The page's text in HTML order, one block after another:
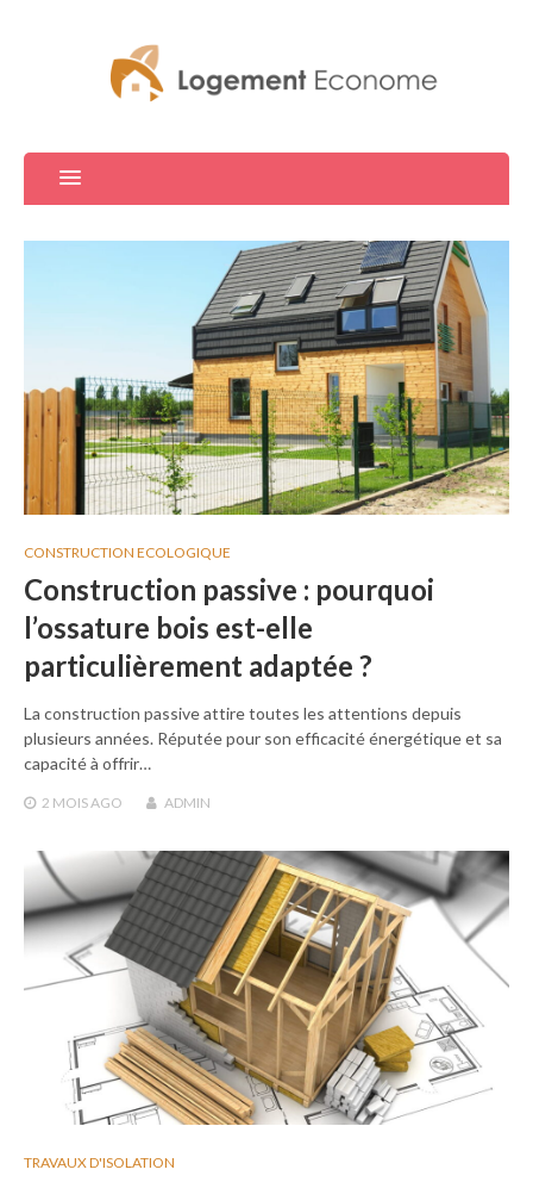
CONSTRUCTION ECOLOGIQUE
Construction passive : pourquoi
l’ossature bois est-elle
particulièrement adaptée ?
La construction passive attire toutes les attentions depuis
plusieurs années. Réputée pour son efficacité énergétique et sa
capacité à offrir…
2 MOIS AGO ADMIN
TRAVAUX D'ISOLATION